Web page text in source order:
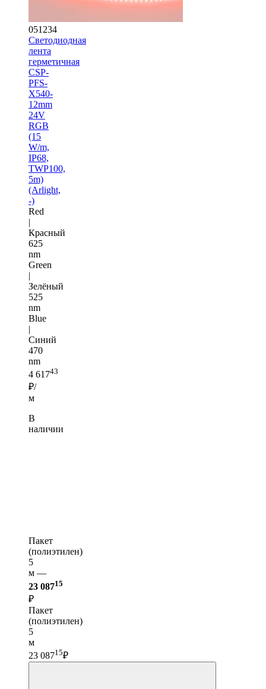
051234
Светодиодная
лента
герметичная
CSP-
PFS-
X540-
12mm
24V
RGB
(15
W/m,
IP68,
TWP100,
5m)
(Arlight,
-)
Red
|
Красный
625
nm
Green
|
Зелёный
525
nm
Blue
|
Синий
470
nm
4 61743
₽/
м
В
наличии
Пакет
(полиэтилен)
5
м —
23 08715
₽
Пакет
(полиэтилен)
5
м
23 08715₽